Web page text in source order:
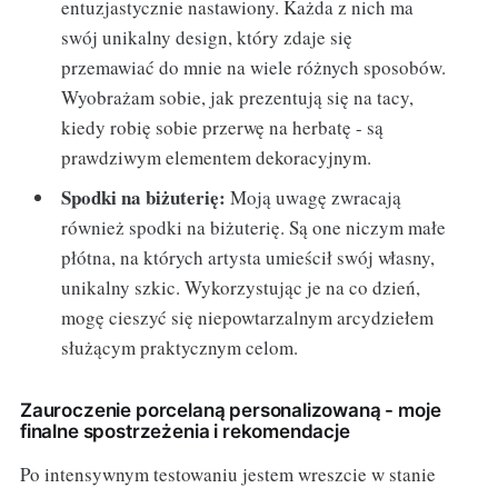
entuzjastycznie nastawiony. Każda z nich ma
swój unikalny design, który zdaje się
przemawiać do mnie na wiele różnych sposobów.
Wyobrażam sobie, jak prezentują się na tacy,
kiedy robię sobie przerwę na herbatę - są
prawdziwym elementem dekoracyjnym.
Spodki na biżuterię: Moją uwagę zwracają
również spodki na biżuterię. Są one niczym małe
płótna, na których artysta umieścił swój własny,
unikalny szkic. Wykorzystując je na co dzień,
mogę cieszyć się niepowtarzalnym arcydziełem
służącym praktycznym celom.
Zauroczenie porcelaną personalizowaną - moje
finalne spostrzeżenia i rekomendacje
Po intensywnym testowaniu jestem wreszcie w stanie